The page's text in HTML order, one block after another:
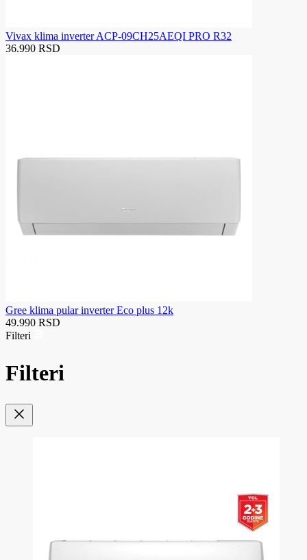
Vivax klima inverter ACP-09CH25AEQI PRO R32
36.990 RSD
Gree klima pular inverter Eco plus 12k
49.990 RSD
Filteri
Filteri